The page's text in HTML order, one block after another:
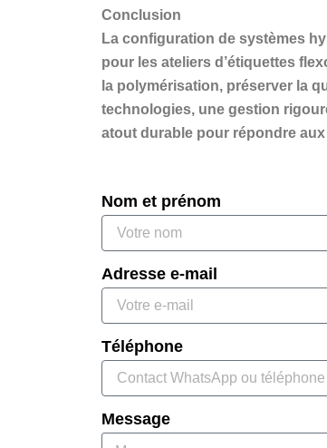
Conclusion
La configuration de systèmes
pour les ateliers d’étiquettes
la polymérisation, préserver la
technologies, une gestion
atout durable pour répondre
Nom et prénom
Adresse e-mail
Téléphone
Message